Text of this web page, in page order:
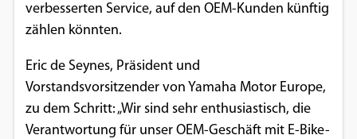
verbesserten Service, auf den OEM-Kunden künftig
zählen könnten.
Eric de Seynes, Präsident und
Vorstandsvorsitzender von Yamaha Motor Europe,
zu dem Schritt: „Wir sind sehr enthusiastisch, die
Verantwortung für unser OEM-Geschäft mit E-Bike-
Google Maps
Google